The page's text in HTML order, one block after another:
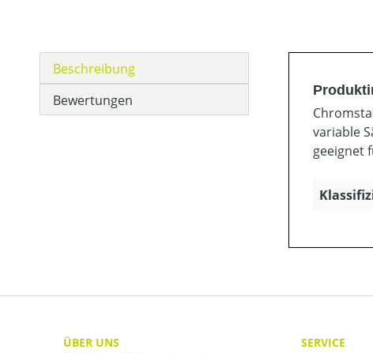
Beschreibung
Bewertungen
variable
geeignet
ÜBER UNS
SERVICE